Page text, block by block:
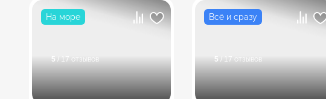
На море
5 / 17 отзывов
Всё и сразу
5 / 17 отзывов